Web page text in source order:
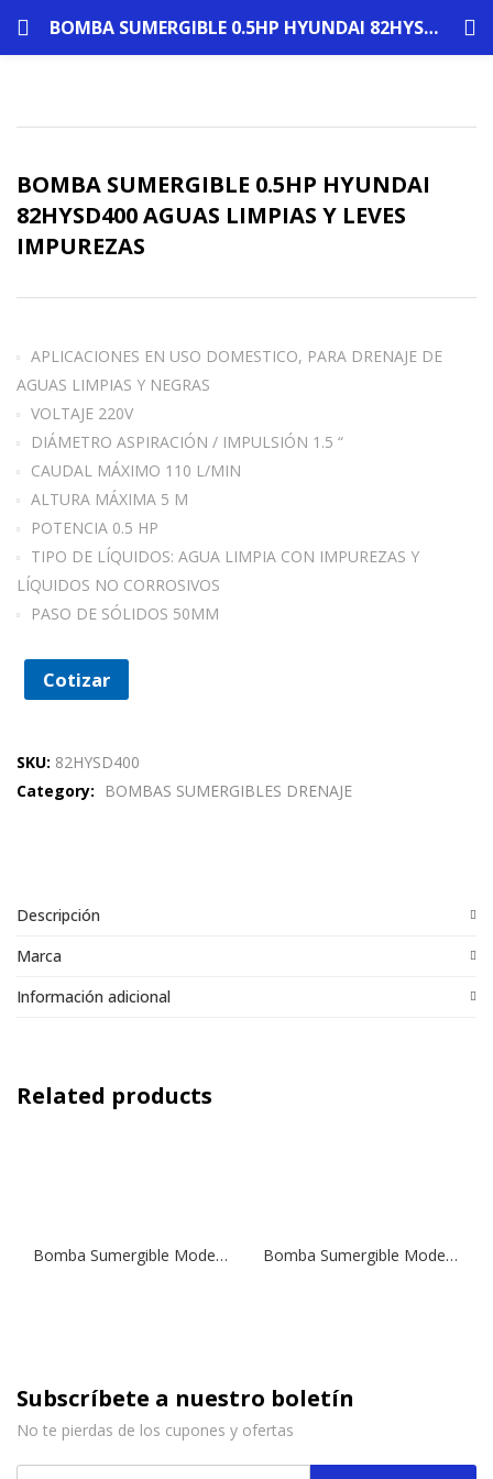
BOMBA SUMERGIBLE 0.5HP HYUNDAI 82HYSD400 AGUAS LIMPIAS Y LEVES IMPUREZAS
BOMBA SUMERGIBLE 0.5HP HYUNDAI
82HYSD400 AGUAS LIMPIAS Y LEVES
IMPUREZAS
APLICACIONES EN USO DOMESTICO, PARA DRENAJE DE
AGUAS LIMPIAS Y NEGRAS
VOLTAJE 220V
DIÁMETRO ASPIRACIÓN / IMPULSIÓN 1.5 “
CAUDAL MÁXIMO 110 L/MIN
ALTURA MÁXIMA 5 M
POTENCIA 0.5 HP
TIPO DE LÍQUIDOS: AGUA LIMPIA CON IMPUREZAS Y
LÍQUIDOS NO CORROSIVOS
PASO DE SÓLIDOS 50MM
Cotizar
SKU: 82HYSD400
Category:
BOMBAS SUMERGIBLES DRENAJE
Descripción
Marca
Información adicional
Related products
Bomba Sumergible Modelo Drainex 301 M | 1,5 HP | Drenaje Bomba Sumergible Modelo Drainex 202 MA | 1,5 HP | Drenaje
Subscríbete a nuestro boletín
No te pierdas de los cupones y ofertas